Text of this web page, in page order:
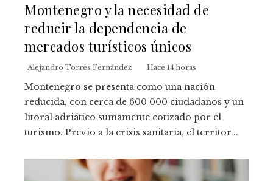
Montenegro y la necesidad de
reducir la dependencia de
mercados turísticos únicos
Alejandro Torres Fernández Hace 14 horas
Montenegro se presenta como una nación
reducida, con cerca de 600 000 ciudadanos y un
litoral adriático sumamente cotizado por el
turismo. Previo a la crisis sanitaria, el territor...